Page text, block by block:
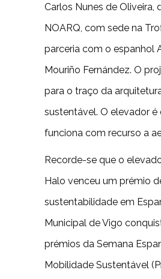
Carlos Nunes de Oliveira,
NOARQ, com sede na
parceria com o espanhol
Mouriño Fernández. O
para o traço da
sustentável. O elevador
funciona com recurso a
Recorde-se que o
Halo venceu um prémio
sustentabilidade em
Municipal de Vigo
prémios da Semana
Mobilidade Sustentável